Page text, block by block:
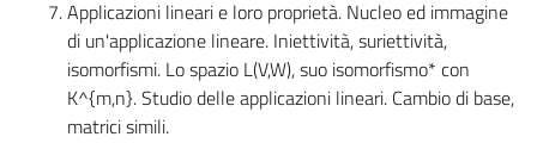
Applicazioni lineari e loro proprietà. Nucleo ed immagine
di un'applicazione lineare. Iniettività, suriettività,
isomorfismi. Lo spazio L(V,W), suo isomorfismo* con
K^{m,n}. Studio delle applicazioni lineari. Cambio di base,
matrici simili.